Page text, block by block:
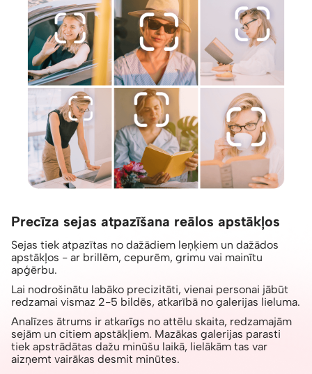
Precīza sejas atpazīšana reālos apstākļos
Sejas tiek atpazītas no dažādiem leņķiem un dažādos
apstākļos - ar brillēm, cepurēm, grimu vai mainītu
apģērbu.
Lai nodrošinātu labāko precizitāti, vienai personai jābūt
redzamai vismaz 2-5 bildēs, atkarībā no galerijas lieluma.
Analīzes ātrums ir atkarīgs no attēlu skaita, redzamajām
sejām un citiem apstākļiem. Mazākas galerijas parasti
tiek apstrādātas dažu minūšu laikā, lielākām tas var
aizņemt vairākas desmit minūtes.